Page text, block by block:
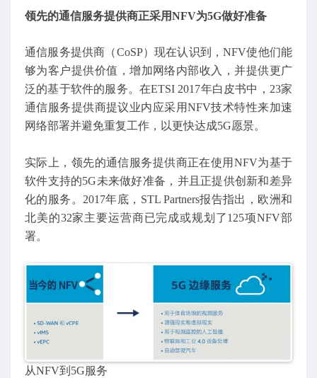
领先的通信服务提供商正采用NFV为5G做好准备
通信服务提供商（CoSP）现在认识到，NFV使他们能
够为客户提供价值，增加网络内部收入，并提供更广
泛的基于软件的服务。在ETSI 2017年白皮书中，23家
通信服务提供商提议业内应采用NFV技术特性来加速
网络部署并避免重复工作，以更快达成5G愿景。
实际上，领先的通信服务提供商正在使用NFV为基于
软件支持的5G未来做好准备，并且正提供创新和差异
化的服务。2017年底，STL Partners报告指出，欧洲和
北美的32家主要运营商已完成或规划了125项NFV部
署。
从NFV到5G服务